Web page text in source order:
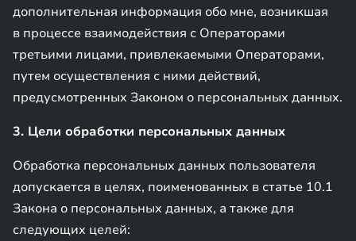
дополнительная информация обо мне, возникшая
в процессе взаимодействия с Операторами
третьими лицами, привлекаемыми Операторами,
путем осуществления с ними действий,
предусмотренных Законом о персональных данных.
3. Цели обработки персональных данных
Обработка персональных данных пользователя
допускается в целях, поименованных в статье 10.1
Закона о персональных данных, а также для
следующих целей: